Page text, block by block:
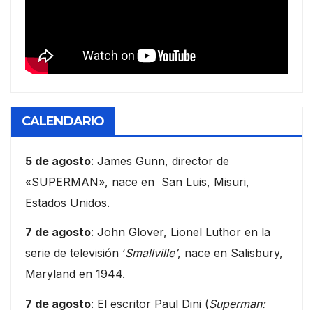
CALENDARIO
5 de agosto: James Gunn, director de
«SUPERMAN», nace en San Luis, Misuri,
Estados Unidos.
7 de agosto: John Glover, Lionel Luthor en la
serie de televisión ‘Smallville’, nace en Salisbury,
Maryland en 1944.
7 de agosto: El escritor Paul Dini (Superman: